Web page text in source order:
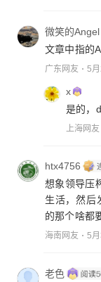
微笑的Angel
文章中指的
广东网友 5
x
是的，
上海网友
htx4756
想象领导压
生活，然后
的那个啥都
海南网友 5
老色